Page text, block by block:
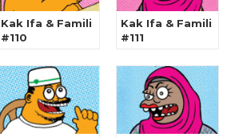
Kak Ifa & Famili
#110
Kak Ifa & Famili
#111